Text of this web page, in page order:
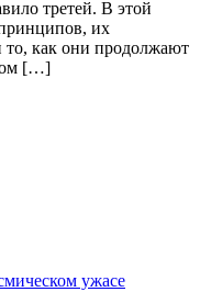
третей. В этой
их
то, как они продолжают
[…]
ужасе